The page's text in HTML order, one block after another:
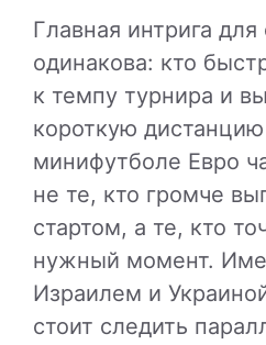
Главная интрига
одинакова: кто
к темпу турнира и
короткую
минифутболе Евро
не те, кто громче
стартом, а те, кто
нужный момент.
Израилем и
стоит следить